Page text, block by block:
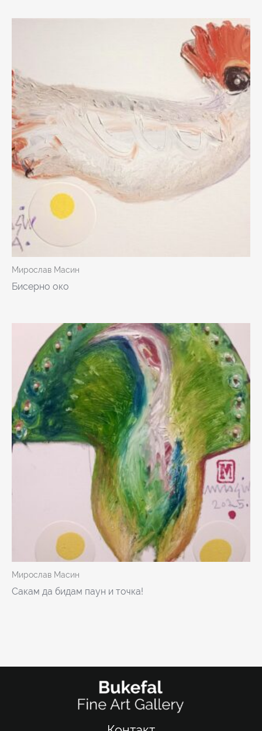
Мирослав Масин
Бисерно око
Мирослав Масин
Сакам да бидам паун и точка!